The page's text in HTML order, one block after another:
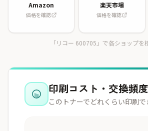
Amazon
価格を確認
楽天市場
価格を確認
「リコー 600705」で各ショップを
印刷コスト・交換頻度
このトナーでどれくらい印刷で